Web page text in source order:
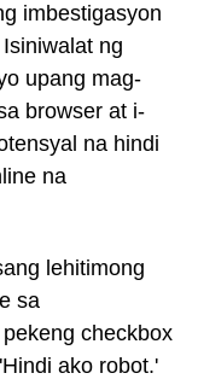
imbestigasyon
ng
upang mag-
browser at i-
na hindi
na
lehitimong
sa
checkbox
ako robot.'